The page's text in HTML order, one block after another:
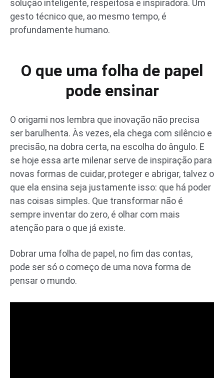
solução inteligente, respeitosa e inspiradora. Um
gesto técnico que, ao mesmo tempo, é
profundamente humano.
O que uma folha de papel
pode ensinar
O origami nos lembra que inovação não precisa
ser barulhenta. Às vezes, ela chega com silêncio e
precisão, na dobra certa, na escolha do ângulo. E
se hoje essa arte milenar serve de inspiração para
novas formas de cuidar, proteger e abrigar, talvez o
que ela ensina seja justamente isso: que há poder
nas coisas simples. Que transformar não é
sempre inventar do zero, é olhar com mais
atenção para o que já existe.
Dobrar uma folha de papel, no fim das contas,
pode ser só o começo de uma nova forma de
pensar o mundo.